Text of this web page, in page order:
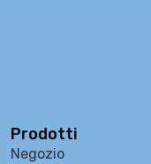
Prodotti
Negozio